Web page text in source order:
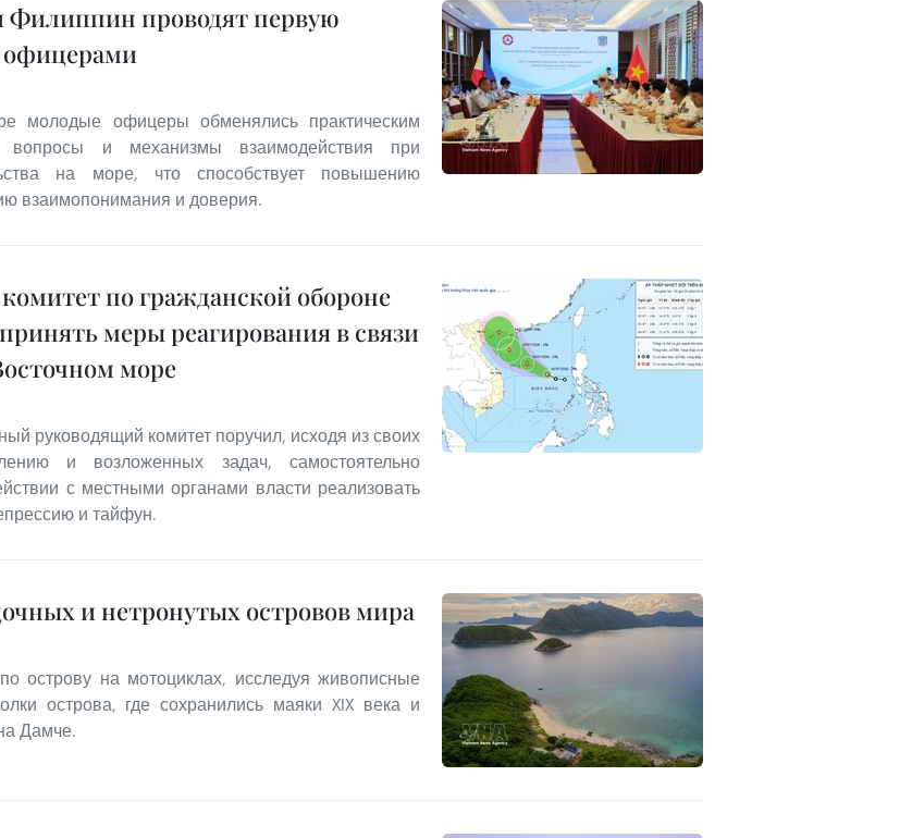
Филиппин проводят первую
молодые офицеры обменялись практическим
вопросы и механизмы взаимодействия при
на море, что способствует повышению
взаимопонимания и доверия.
по гражданской обороне
меры реагирования в связи
море
руководящий комитет поручил, исходя из своих
и возложенных задач, самостоятельно
с местными органами власти реализовать
и тайфун.
и нетронутых островов мира
острову на мотоциклах, исследуя живописные
острова, где сохранились маяки XIX века и
Дамче.